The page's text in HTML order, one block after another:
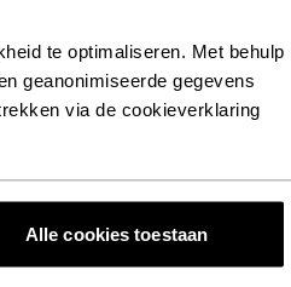
te optimaliseren. Met behulp
geanonimiseerde gegevens
via de cookieverklaring
Alle cookies toestaan
Singlet
Summer Sale
%
Active Light
€27,95€34,95